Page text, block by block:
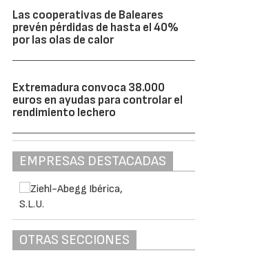
Las cooperativas de Baleares
prevén pérdidas de hasta el 40%
por las olas de calor
Extremadura convoca 38.000
euros en ayudas para controlar el
rendimiento lechero
EMPRESAS DESTACADAS
OTRAS SECCIONES